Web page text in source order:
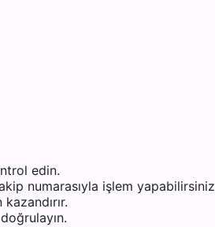
edin.
numarasıyla işlem